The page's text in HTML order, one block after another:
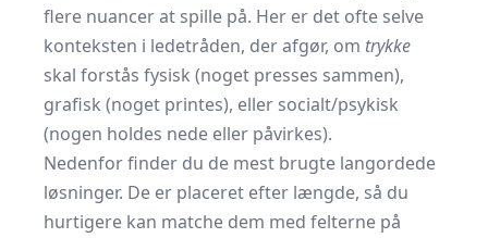
flere nuancer at spille på. Her er det ofte selve
konteksten i ledetråden, der afgør, om trykke
skal forstås fysisk (noget presses sammen),
grafisk (noget printes), eller socialt/psykisk
(nogen holdes nede eller påvirkes).
Nedenfor finder du de mest brugte langordede
løsninger. De er placeret efter længde, så du
hurtigere kan matche dem med felterne på